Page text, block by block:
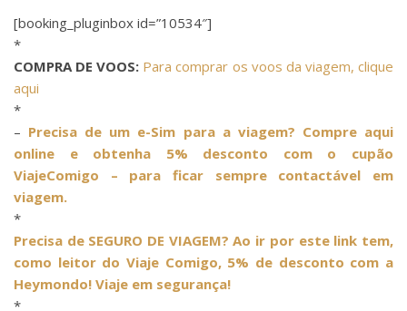
[booking_pluginbox id=”10534″]
*
COMPRA DE VOOS: Para comprar os voos da viagem, clique
aqui
*
– Precisa de um e-Sim para a viagem? Compre aqui
online e obtenha 5% desconto com o cupão
ViajeComigo – para ficar sempre contactável em
viagem.
*
Precisa de SEGURO DE VIAGEM? Ao ir por este link tem,
como leitor do Viaje Comigo, 5% de desconto com a
Heymondo! Viaje em segurança!
*